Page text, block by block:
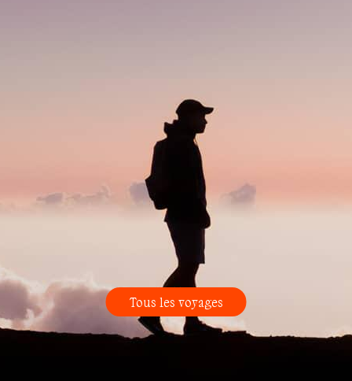
Tous les voyages